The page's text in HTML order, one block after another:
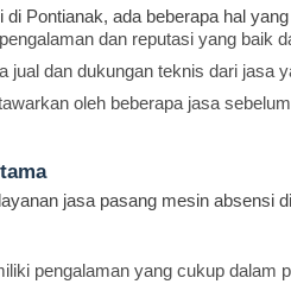
Pontianak, ada beberapa hal
dan reputasi yang baik
jual dan dukungan teknis dari jasa
oleh beberapa jasa
jasa pasang mesin absensi
pengalaman yang cukup